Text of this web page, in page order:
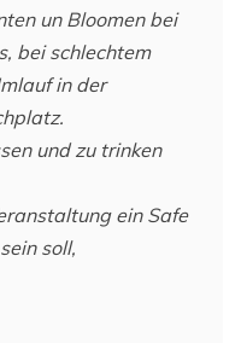
un Bloomen bei
bei schlechtem
in der
und zu trinken
ein Safe
soll,